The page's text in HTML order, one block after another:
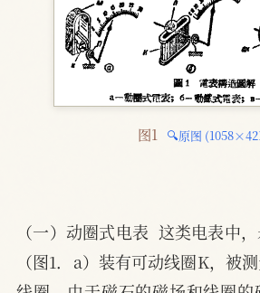
图1 🔍原图
（一）动圈式电表  这类电表中
（图1．a）装有可动线圈K，被